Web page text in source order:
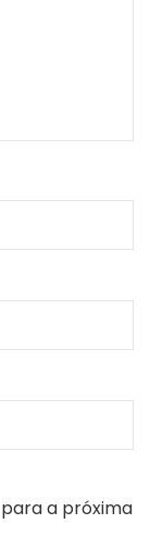
a próxima